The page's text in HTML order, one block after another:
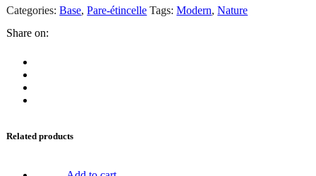
Categories:Base,Pare-étincelle Tags:Modern,Nature
Share on:
Related products